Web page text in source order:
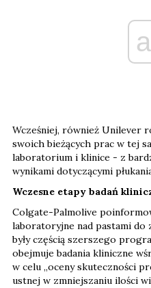
Wcześniej, również Unilever
swoich bieżących prac w tej
laboratorium i klinice - z
wynikami dotyczącymi
Wczesne etapy badań
Colgate-Palmolive
laboratoryjne nad pastami do
były częścią szerszego
obejmuje badania kliniczne
w celu „oceny skuteczności
ustnej w zmniejszaniu ilości